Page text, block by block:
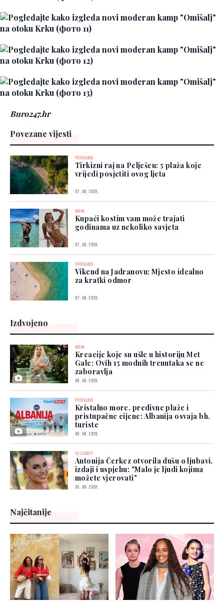
Buro247.hr
Povezane vijesti
PUTOVANJA
Tirkizni raj na Pelješcu: 5 plaža koje
vrijedi posjetiti ovog ljeta
07. 08. 2026.
MODA
Kupaći kostim vam može trajati
godinama uz nekoliko savjeta
07. 08. 2026.
PUTOVANJA
Vikend na Jadranovu: Mjesto idealno
za kratki odmor
07. 08. 2026.
Izdvojeno
MODA
Kreacije koje su ušle u historiju Met
Gale: Ovih 15 modnih trenutaka se ne
zaboravlja
06. 08. 2026.
PUTOVANJA
Kristalno more, predivne plaže i
pristupačne cijene: Albanija osvaja bh.
turiste
06. 08. 2026.
CELEBRITY
Antonija Čerkez otvorila dušu o ljubavi,
izdaji i uspjehu: "Malo je ljudi kojima
možete vjerovati"
05. 08. 2026.
Najčitanije